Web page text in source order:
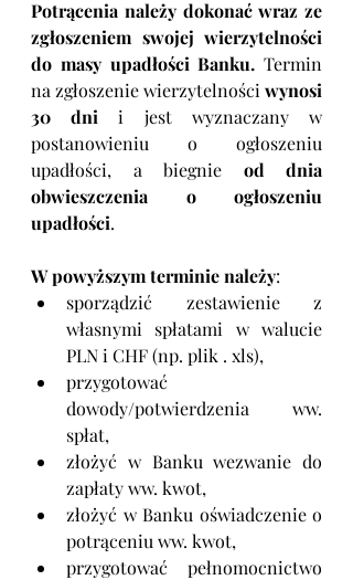
Potrącenia należy dokonać wraz ze
zgłoszeniem swojej wierzytelności
do masy upadłości Banku. Termin
na zgłoszenie wierzytelności wynosi
30 dni i jest wyznaczany w
postanowieniu o ogłoszeniu
upadłości, a biegnie od dnia
obwieszczenia o ogłoszeniu
upadłości.
W powyższym terminie należy:
sporządzić zestawienie z
własnymi spłatami w walucie
PLN i CHF (np. plik . xls),
przygotować
dowody/potwierdzenia ww.
spłat,
złożyć w Banku wezwanie do
zapłaty ww. kwot,
złożyć w Banku oświadczenie o
potrąceniu ww. kwot,
przygotować pełnomocnictwo